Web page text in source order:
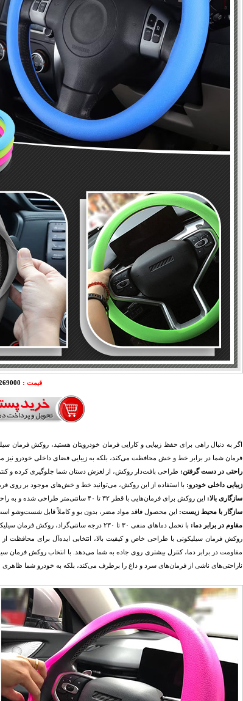
قیمت : 269000
اگر به دنبال راهی برای حفظ زیبایی و کارایی فرمان خودرویتان هستید، روکش فرمان
فرمان شما در برابر خط و خش محافظت می‌کند، بلکه به زیبایی فضای داخلی خودرو نیز
راحتی در دست گرفتن: طراحی بافت‌دار روکش، از لغزش دستان شما جلوگیری کرده و
زیبایی داخلی خودرو: با استفاده از این روکش، می‌توانید خط و خش‌های موجود بر روی
سازگاری بالا: این روکش برای فرمان‌هایی با قطر ۳۲ تا ۴۰ سانتی‌متر طراحی شده و به راحتی بر روی انواع فرمان‌ها نصب می‌شود.
سازگار با محیط زیست: این محصول فاقد مواد مضر، بدون بو و کاملاً قابل شست‌وشو است،
مقاوم در برابر دما: با تحمل دماهای منفی ۳۰ تا ۲۳۰ درجه سانتی‌گراد، روکش فرمان سیلیکونی به هیچ وجه تغییر شکل نمی‌دهد.
روکش فرمان سیلیکونی با طراحی خاص و کیفیت بالا، انتخابی ایده‌آل برای
مقاومت در برابر دما، کنترل بیشتری روی جاده به شما می‌دهد. با انتخاب روکش فرمان
ناراحتی‌های ناشی از فرمان‌های سرد و داغ را برطرف می‌کند، بلکه به خودرو شما